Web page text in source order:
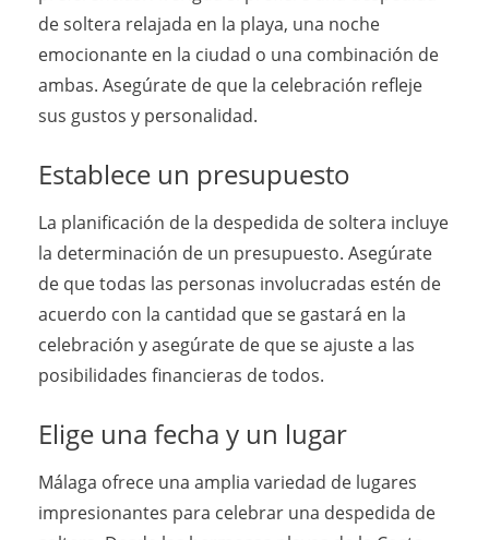
de soltera relajada en la playa, una noche
emocionante en la ciudad o una combinación de
ambas. Asegúrate de que la celebración refleje
sus gustos y personalidad.
Establece un presupuesto
La planificación de la despedida de soltera incluye
la determinación de un presupuesto. Asegúrate
de que todas las personas involucradas estén de
acuerdo con la cantidad que se gastará en la
celebración y asegúrate de que se ajuste a las
posibilidades financieras de todos.
Elige una fecha y un lugar
Málaga ofrece una amplia variedad de lugares
impresionantes para celebrar una despedida de